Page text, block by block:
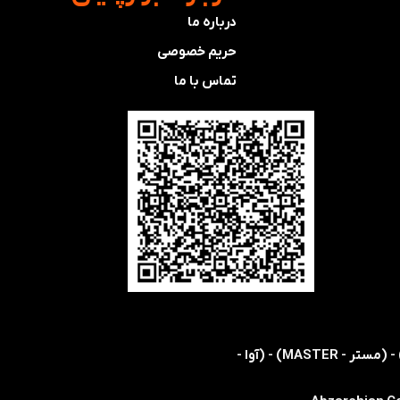
درباره ما
حریم خصوصی
تماس با ما
​​اولین و تنها نمایندگی رسمی شرکت های (اس ام سی - SMC) - (هریس - HARRIS) - (کویکه - KOIKE) - (مستر - MASTER) - (آوا -